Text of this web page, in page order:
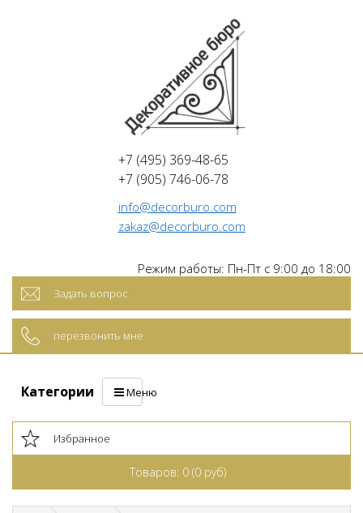
+7 (495) 369-48-65
+7 (905) 746-06-78
info@decorburo.com
zakaz@decorburo.com
Режим работы: Пн-Пт с 9:00 до 18:00
Задать вопрос
перезвонить мне
Категории Меню
Избранное
Товаров: 0 (0 руб)